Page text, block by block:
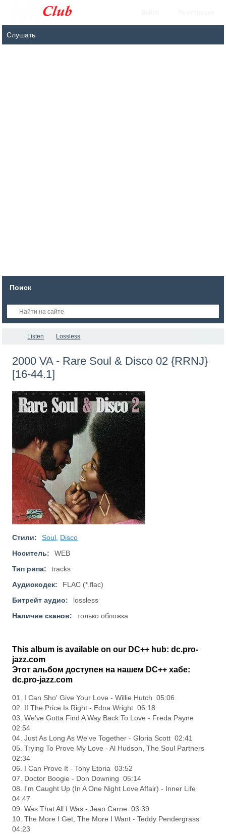
Поиск
Listen Lossless
2000 VA - Rare Soul & Disco 02 {RRNJ}
[16-44.1]
Стили: Soul Disco
Носитель:
WEB
Тип рипа:
tracks
Аудиокодек:
FLAC (*.flac)
Битрейт аудио:
lossless
Наличие сканов:
только обложка
This album is available on our DC++ hub: dc.pro-
jazz.com
Этот альбом доступен на нашем DC++ хабе:
dc.pro-jazz.com
01. I Can Sho' Give Your Love - Willie Hutch 05:06
02. If The Price Is Right - Edna Wright 06:18
03. We've Gotta Find A Way Back To Love - Freda Payne
02:54
04. Just As Long As We've Together - Gloria Scott 02:41
05. Trying To Prove My Love - Al Hudson, The Soul Partners
02:34
06. I Can Prove It - Tony Etoria 03:52
07. Doctor Boogie - Don Downing 05:14
08. I'm Caught Up (In A One Night Love Affair) - Inner Life
04:47
09. Was That All I Was - Jean Carne 03:39
10. The More I Get, The More I Want - Teddy Pendergrass
04:23